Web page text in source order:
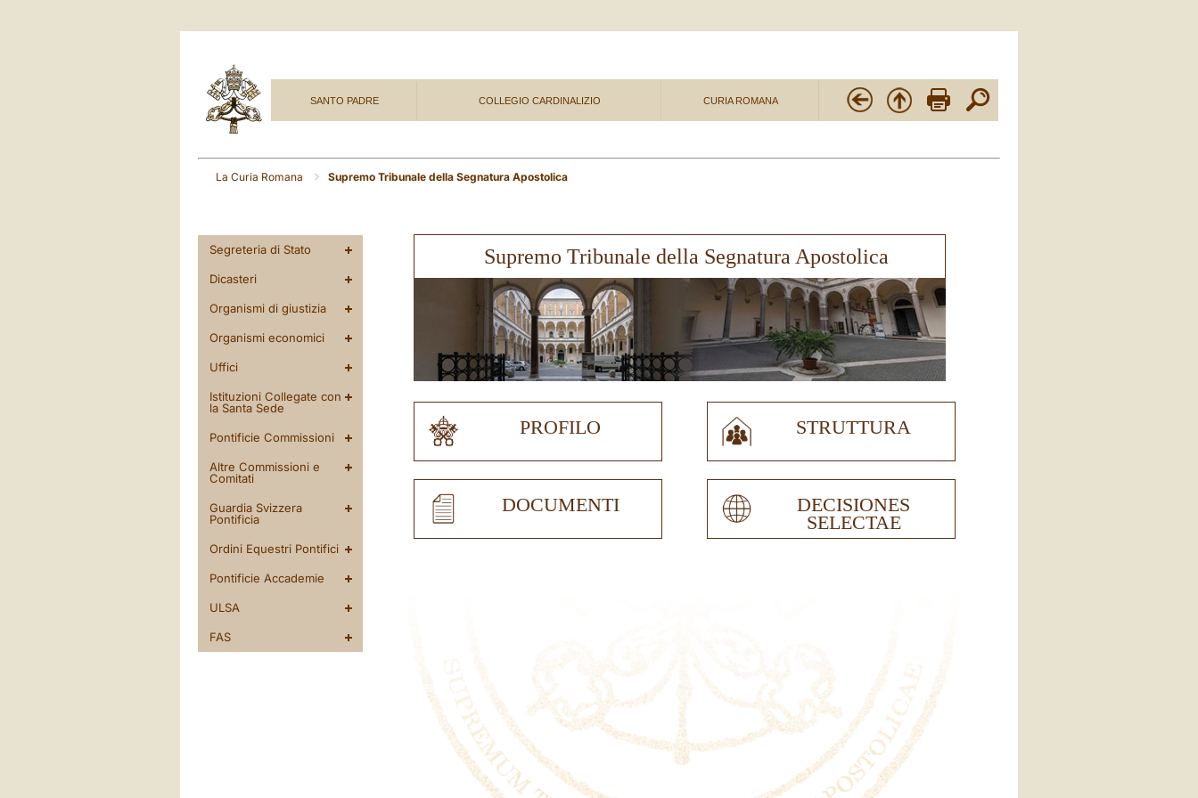
SANTO PADRE COLLEGIO CARDINALIZIO CURIA ROMANA
La Curia Romana Supremo Tribunale della Segnatura Apostolica
Supremo Tribunale della Segnatura Apostolica
PROFILO STRUTTURA
DOCUMENTI
DECISIONES
SELECTAE
Segreteria di Stato
Dicasteri
Organismi di giustizia
Organismi economici
Uffici
Istituzioni Collegate con
la Santa Sede
Pontificie Commissioni
Altre Commissioni e
Comitati
Guardia Svizzera
Pontificia
Ordini Equestri Pontifici
Pontificie Accademie
ULSA
FAS